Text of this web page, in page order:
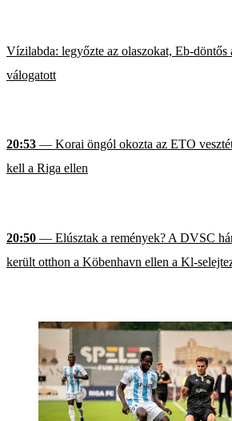
Vízilabda: legyőzte az olaszokat, Eb-döntős
válogatott
20:53 — Korai öngól okozta az ETO
kell a Riga ellen
20:50 — Elúsztak a remények? A DVSC
került otthon a Köbenhavn ellen a Kl-